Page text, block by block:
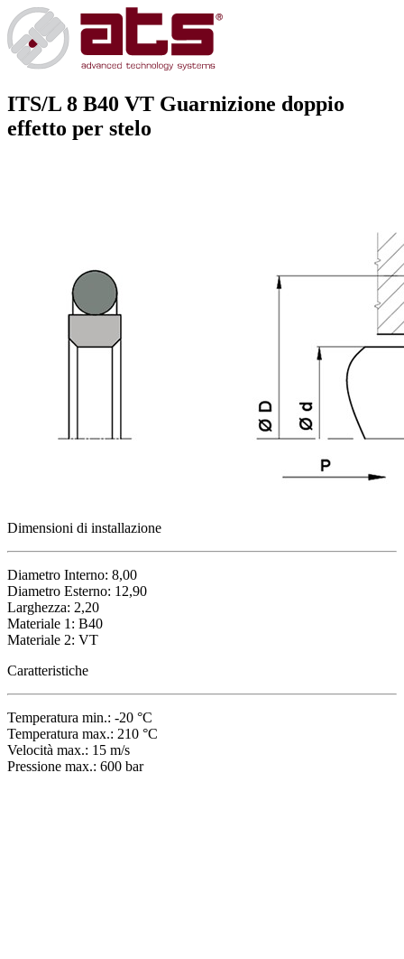
ITS/L 8 B40 VT Guarnizione doppio
effetto per stelo
Dimensioni di installazione
Diametro Interno: 8,00
Diametro Esterno: 12,90
Larghezza: 2,20
Materiale 1: B40
Materiale 2: VT
Caratteristiche
Temperatura min.: -20 °C
Temperatura max.: 210 °C
Velocità max.: 15 m/s
Pressione max.: 600 bar